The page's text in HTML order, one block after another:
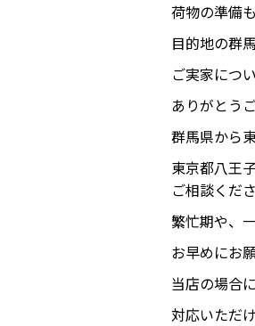
荷物の準備
目的地の群
ご実家につ
ありがとう
群馬県から
東京都八王
ご相談くだ
繁忙期や、
お早めにお
当店の場合
対応いただ